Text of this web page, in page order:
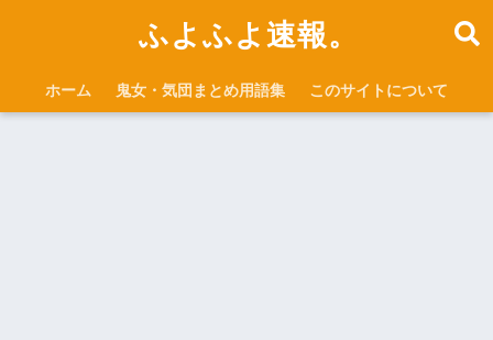
ふよふよ速報。
ホーム 鬼女・気団まとめ用語集 このサイトについて